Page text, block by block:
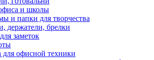
и школы
и папки для творчества
держатели, брелки
заметок
для офисной техники